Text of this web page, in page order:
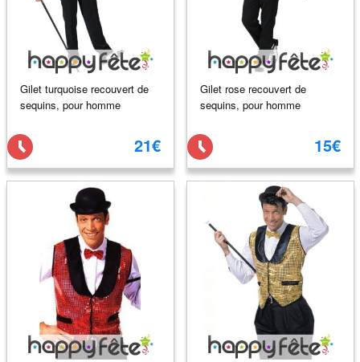
Gilet turquoise recouvert de
sequins, pour homme
21€
Gilet rose recouvert de
sequins, pour homme
15€